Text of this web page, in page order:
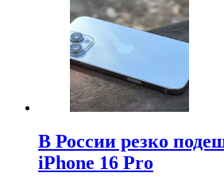
В России резко
iPhone 16 Pro